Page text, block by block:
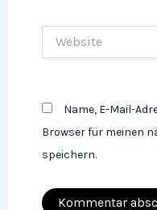
Name, E-Mail-
Browser für meinen
speichern.